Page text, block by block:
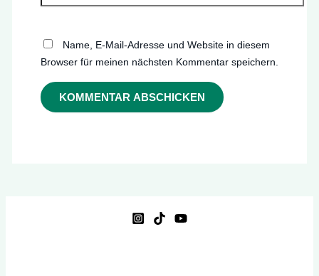
Name, E-Mail-Adresse und Website in diesem
Browser für meinen nächsten Kommentar speichern.